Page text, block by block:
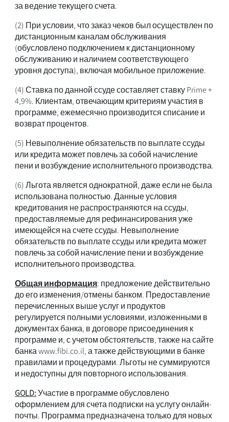
за ведение текущего счета.
(2) При условии, что заказ чеков был осуществлен по
дистанционным каналам обслуживания
(обусловлено подключением к дистанционному
обслуживанию и наличием соответствующего
уровня доступа), включая мобильное приложение.
(4) Ставка по данной ссуде составляет ставку Prime +
4,9%. Клиентам, отвечающим критериям участия в
программе, ежемесячно производится списание и
возврат процентов.
(5) Невыполнение обязательств по выплате ссуды
или кредита может повлечь за собой начисление
пени и возбуждение исполнительного производства.
(6) Льгота является однократной, даже если не была
использована полностью. Данные условия
кредитования не распространяются на ссуды,
предоставляемые для рефинансирования уже
имеющейся на счете ссуды. Невыполнение
обязательств по выплате ссуды или кредита может
повлечь за собой начисление пени и возбуждение
исполнительного производства.
Общая информация: предложение действительно
до его изменения/отмены банком. Предоставление
перечисленных выше услуг и продуктов
регулируется полными условиями, изложенными в
документах банка, в договоре присоединения к
программе и, с учетом обстоятельств, также на сайте
банка www.fibi.co.il, а также действующими в банке
правилами и процедурами. Льготы не суммируются
и недоступны для повторного использования.
GOLD: Участие в программе обусловлено
оформлением для счета подписки на услугу онлайн-
почты. Программа предназначена только для новых